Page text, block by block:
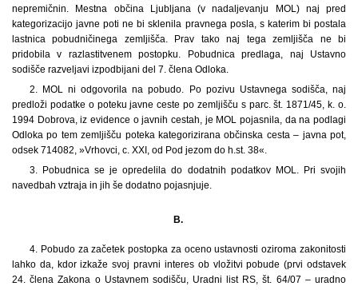
nepremičnin. Mestna občina Ljubljana (v nadaljevanju MOL) naj pred
kategorizacijo javne poti ne bi sklenila pravnega posla, s katerim bi postala
lastnica pobudničinega zemljišča. Prav tako naj tega zemljišča ne bi
pridobila v razlastitvenem postopku. Pobudnica predlaga, naj Ustavno
sodišče razveljavi izpodbijani del 7. člena Odloka.
2. MOL ni odgovorila na pobudo. Po pozivu Ustavnega sodišča, naj
predloži podatke o poteku javne ceste po zemljišču s parc. št. 1871/45, k. o.
1994 Dobrova, iz evidence o javnih cestah, je MOL pojasnila, da na podlagi
Odloka po tem zemljišču poteka kategorizirana občinska cesta – javna pot,
odsek 714082, »Vrhovci, c. XXI, od Pod jezom do h.st. 38«.
3. Pobudnica se je opredelila do dodatnih podatkov MOL. Pri svojih
navedbah vztraja in jih še dodatno pojasnjuje.
B.
4. Pobudo za začetek postopka za oceno ustavnosti oziroma zakonitosti
lahko da, kdor izkaže svoj pravni interes ob vložitvi pobude (prvi odstavek
24. člena Zakona o Ustavnem sodišču, Uradni list RS, št. 64/07 – uradno